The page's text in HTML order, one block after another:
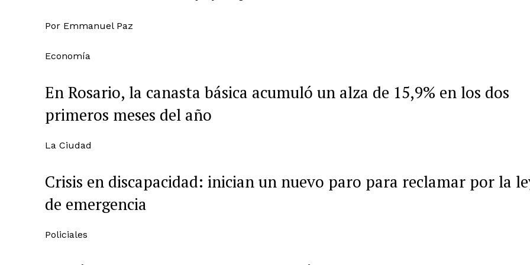
Por Emmanuel Paz
Economía
En Rosario, la canasta básica acumuló un alza de 15,9% en los dos
primeros meses del año
La Ciudad
Crisis en discapacidad: inician un nuevo paro para reclamar por la
de emergencia
Policiales